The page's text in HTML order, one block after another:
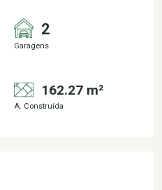
2
Garagens
162.27 m²
A. Construída